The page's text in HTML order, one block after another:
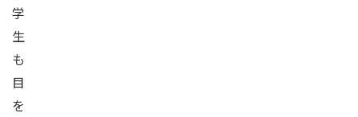
学
生
も
目
を